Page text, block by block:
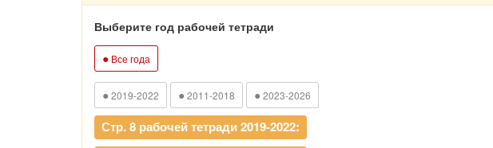
Выберите год рабочей тетради
● Все года
● 2019-2022 ● 2011-2018 ● 2023-2026
Стр. 8 рабочей тетради 2019-2022: